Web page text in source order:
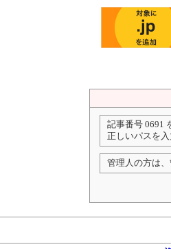
記事番号 0691
正しいパスを
管理人の方は、